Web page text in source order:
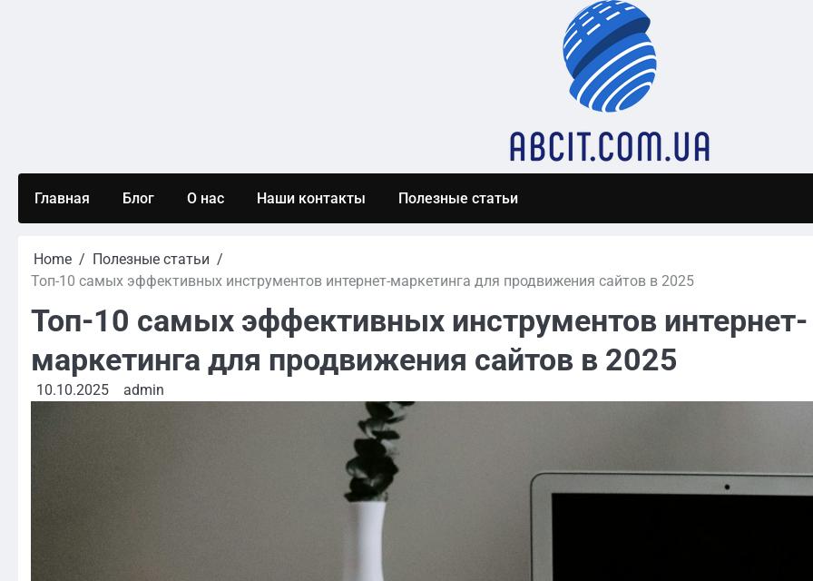
Главная Блог О нас Наши контакты Полезные статьи
Home
Полезные статьи
Топ-10 самых эффективных инструментов интернет-маркетинга для продвижения сайтов в 2025
Топ-10 самых эффективных инструментов интернет-
маркетинга для продвижения сайтов в 2025
10.10.2025 admin